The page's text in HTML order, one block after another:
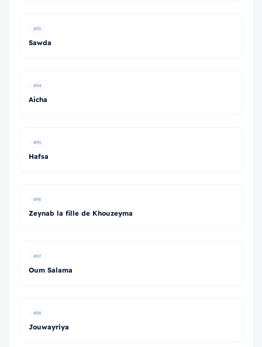
#93
Sawda
#94
Aicha
#95
Hafsa
#96
Zeynab la fille de Khouzeyma
#97
Oum Salama
#98
Jouwayriya